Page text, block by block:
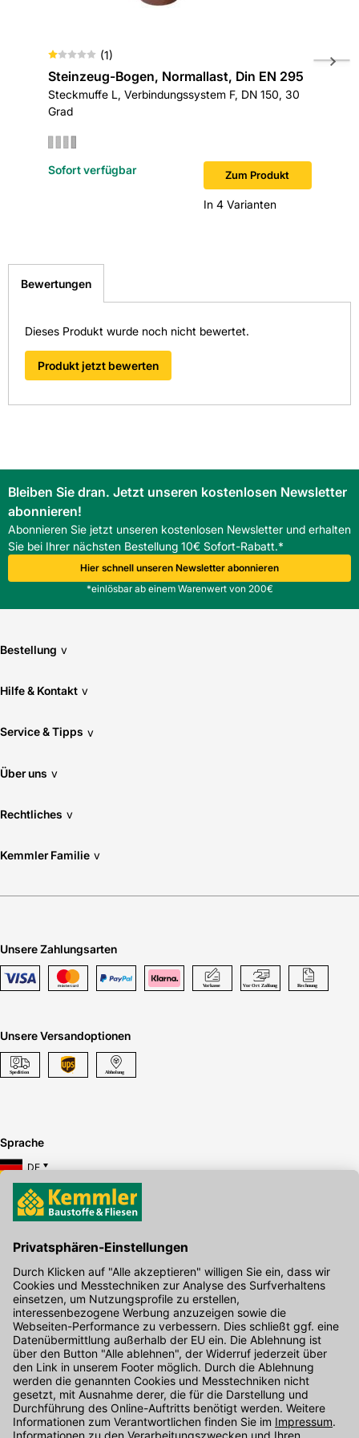
(1)
Steinzeug-Bogen, Normallast, Din EN 295
Steckmuffe L, Verbindungssystem F, DN 150, 30
Grad
Zum Produkt
In 4 Varianten
Sofort verfügbar
Bewertungen
Dieses Produkt wurde noch nicht bewertet.
Produkt jetzt bewerten
Bleiben Sie dran. Jetzt unseren kostenlosen Newsletter
abonnieren!
Abonnieren Sie jetzt unseren kostenlosen Newsletter und erhalten
Sie bei Ihrer nächsten Bestellung 10€ Sofort-Rabatt.*
Hier schnell unseren Newsletter abonnieren
*einlösbar ab einem Warenwert von 200€
Bestellung v
Hilfe & Kontakt v
Service & Tipps v
Über uns v
Rechtliches v
Kemmler Familie v
Unsere Zahlungsarten
Unsere Versandoptionen
Sprache
DE
Hier gibt's die kostenlose App
Kontakt
Unser Onlineshop Team ist montags bis freitags von 08:00 - 17:00
Uhr unter der Telefonnummer07071 / 151-151für Sie erreichbar.
Alternativ können Sie unser Kontaktformular nutzen.